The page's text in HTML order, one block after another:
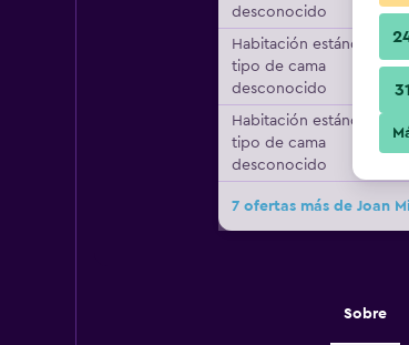
desconocido
Habitación estándar,
tipo de cama
desconocido
Habitación estándar,
tipo de cama
desconocido
7 ofertas más de Joan
Sobre
31